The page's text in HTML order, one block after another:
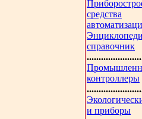
средства
справочник
контроллеры
и приборы